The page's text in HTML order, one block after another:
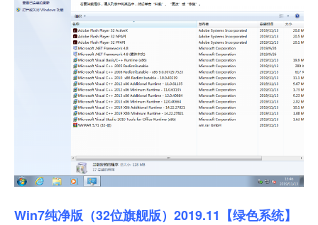
Win7纯净版（32位旗舰版）2019.11【绿色系统】